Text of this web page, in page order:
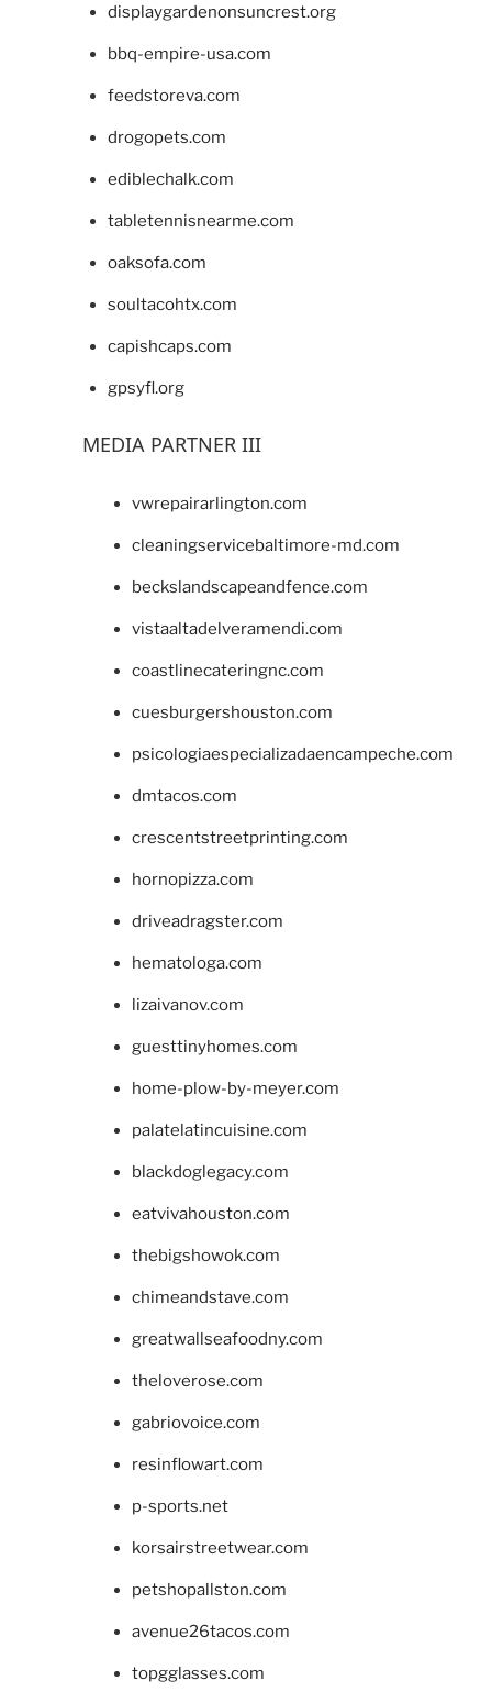
displaygardenonsuncrest.org
bbq-empire-usa.com
feedstoreva.com
drogopets.com
ediblechalk.com
tabletennisnearme.com
oaksofa.com
soultacohtx.com
capishcaps.com
gpsyfl.org
MEDIA PARTNER III
vwrepairarlington.com
cleaningservicebaltimore-md.com
beckslandscapeandfence.com
vistaaltadelveramendi.com
coastlinecateringnc.com
cuesburgershouston.com
psicologiaespecializadaencampeche.com
dmtacos.com
crescentstreetprinting.com
hornopizza.com
driveadragster.com
hematologa.com
lizaivanov.com
guesttinyhomes.com
home-plow-by-meyer.com
palatelatincuisine.com
blackdoglegacy.com
eatvivahouston.com
thebigshowok.com
chimeandstave.com
greatwallseafoodny.com
theloverose.com
gabriovoice.com
resinflowart.com
p-sports.net
korsairstreetwear.com
petshopallston.com
avenue26tacos.com
topgglasses.com